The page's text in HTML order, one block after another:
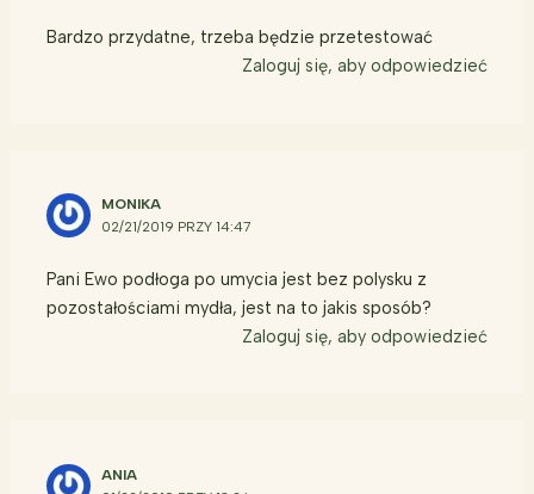
Bardzo przydatne, trzeba będzie przetestować
Zaloguj się, aby odpowiedzieć
MONIKA
02/21/2019 PRZY 14:47
Pani Ewo podłoga po umycia jest bez polysku z
pozostałościami mydła, jest na to jakis sposób?
Zaloguj się, aby odpowiedzieć
ANIA